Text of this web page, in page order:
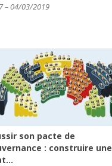
– 04/03/2019
son pacte de
: construire une